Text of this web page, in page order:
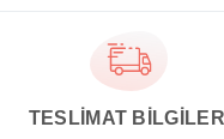
TESLİMAT BİLGİLERİ